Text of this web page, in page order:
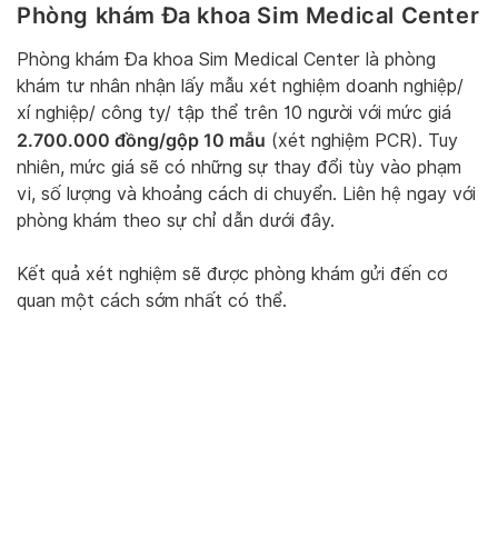
Phòng khám Đa khoa Sim Medical Center
Phòng khám Đa khoa Sim Medical Center là phòng
khám tư nhân nhận lấy mẫu xét nghiệm doanh nghiệp/
xí nghiệp/ công ty/ tập thể trên 10 người với mức giá
2.700.000 đồng/gộp 10 mẫu (xét nghiệm PCR). Tuy
nhiên, mức giá sẽ có những sự thay đổi tùy vào phạm
vi, số lượng và khoảng cách di chuyển. Liên hệ ngay với
phòng khám theo sự chỉ dẫn dưới đây.
Kết quả xét nghiệm sẽ được phòng khám gửi đến cơ
quan một cách sớm nhất có thể.